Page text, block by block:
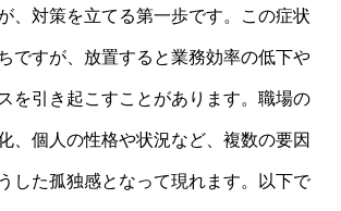
、対策を立てる第一歩です。この症状
ですが、放置すると業務効率の低下や
を引き起こすことがあります。職場の
、個人の性格や状況など、複数の要因
した孤独感となって現れます。以下で